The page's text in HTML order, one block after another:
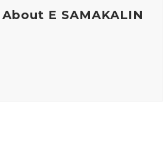
About E SAMAKALIN